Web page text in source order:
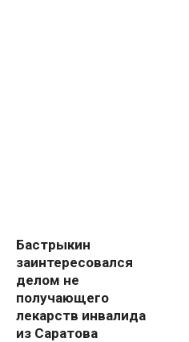
Бастрыкин
заинтересовался
делом не
получающего
лекарств инвалида
из Саратова